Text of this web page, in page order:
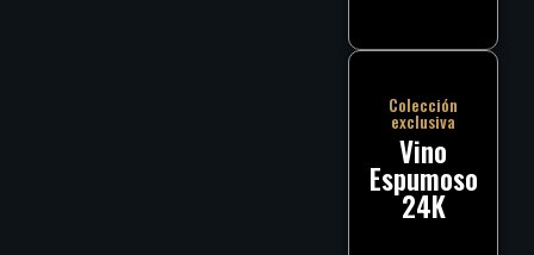
Colección
exclusiva
Vino
Espumoso
24K